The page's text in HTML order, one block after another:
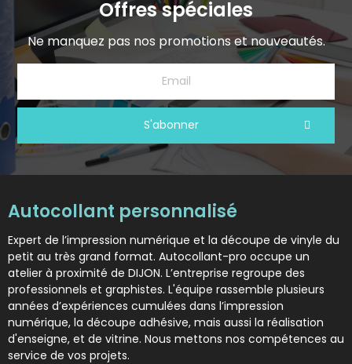
Offres spéciales
Ne manquez pas nos promotions et nouveautés.
S'abonner
Autocollant personnalisé
Expert de l’impression numérique et la découpe de vinyle du
petit au très grand format. Autocollant-pro occupe un
atelier à proximité de DIJON. L’entreprise regroupe des
professionnels et graphistes. L'équipe rassemble plusieurs
années d’expériences cumulées dans l’impression
numérique, la découpe adhésive, mais aussi la réalisation
d'enseigne, et de vitrine. Nous mettons nos compétences au
service de vos projets.